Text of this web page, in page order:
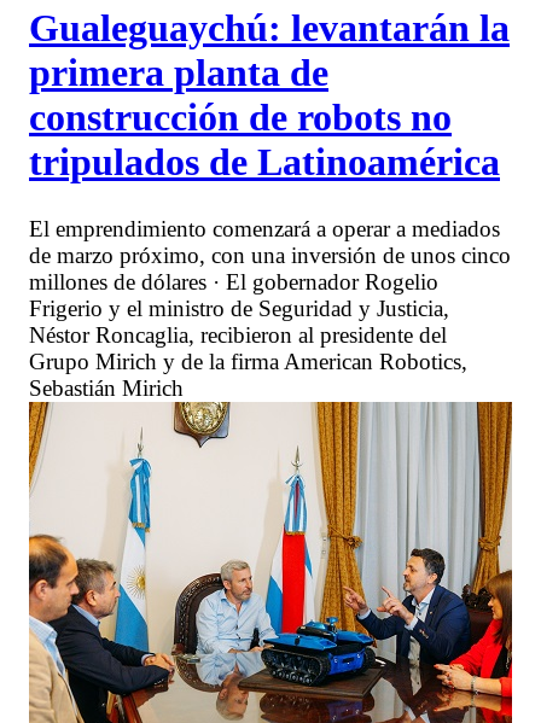
Gualeguaychú: levantarán la
primera planta de
construcción de robots no
tripulados de Latinoamérica
El emprendimiento comenzará a operar a mediados
de marzo próximo, con una inversión de unos cinco
millones de dólares · El gobernador Rogelio
Frigerio y el ministro de Seguridad y Justicia,
Néstor Roncaglia, recibieron al presidente del
Grupo Mirich y de la firma American Robotics,
Sebastián Mirich